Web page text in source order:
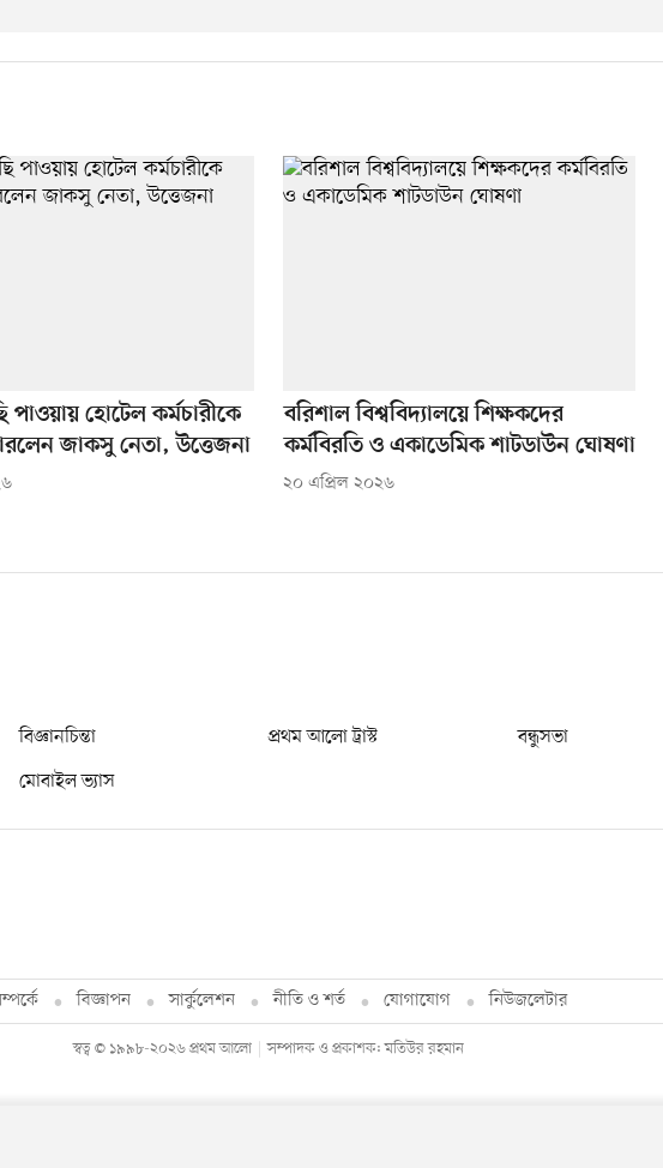
পাওয়ায় হোটেল কর্মচারীকে
জাকসু নেতা, উত্তেজনা
বরিশাল বিশ্ববিদ্যালয়ে শিক্ষকদের
কর্মবিরতি ও একাডেমিক শাটডাউন ঘোষণা
২০ এপ্রিল ২০২৬
বিজ্ঞানচিন্তা প্রথম আলো ট্রাস্ট বন্ধুসভা
মোবাইল ভ্যাস
বিজ্ঞাপন সার্কুলেশন নীতি ও শর্ত যোগাযোগ নিউজলেটার
স্বত্ব © ১৯৯৮-২০২৬ প্রথম আলো সম্পাদক ও প্রকাশক: মতিউর রহমান